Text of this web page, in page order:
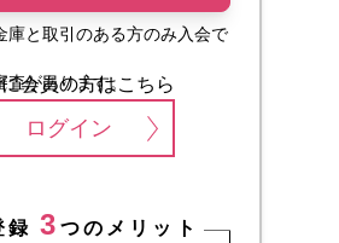
と取引のある方のみ入会で
査があります。
会員の方はこちら
ログイン
録3 つのメリット